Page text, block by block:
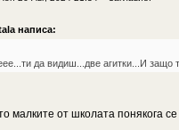
написа:
да видиш...две агитки...И защо
малките от школата понякога се